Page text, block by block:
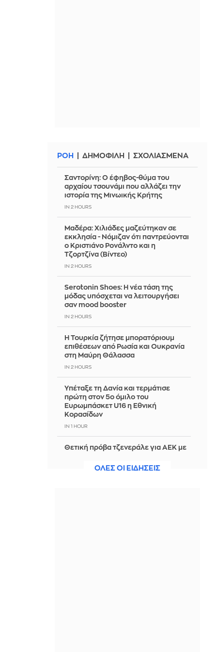
ΡΟΗ ΔΗΜΟΦΙΛΗ ΣΧΟΛΙΑΣΜΕΝΑ
Σαντορίνη: Ο έφηβος-θύμα του
αρχαίου τσουνάμι που αλλάζει την
ιστορία της Μινωικής Κρήτης
IN 2 HOURS
Μαδέρα: Χιλιάδες μαζεύτηκαν σε
εκκλησία - Νόμιζαν ότι παντρεύονται
ο Κριστιάνο Ρονάλντο και η
Τζορτζίνα (Βίντεο)
IN 2 HOURS
Serotonin Shoes: Η νέα τάση της
μόδας υπόσχεται να λειτουργήσει
σαν mood booster
IN 2 HOURS
Η Τουρκία ζήτησε μπορατόριουμ
επιθέσεων από Ρωσία και Ουκρανία
στη Μαύρη Θάλασσα
IN 2 HOURS
Υπέταξε τη Δανία και τερμάτισε
πρώτη στον 5ο όμιλο του
Ευρωμπάσκετ U16 η Εθνική
Κορασίδων
IN 1 HOUR
Θετική πρόβα τζενεράλε για ΑΕΚ με
ΟΛΕΣ ΟΙ ΕΙΔΗΣΕΙΣ